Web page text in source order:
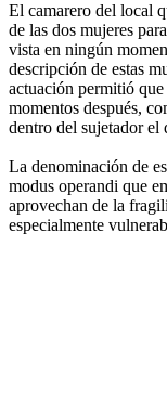
El camarero del local
de las dos mujeres
vista en ningún
descripción de estas
actuación permitió que
momentos después,
dentro del sujetador el
La denominación de
modus operandi que
aprovechan de la
especialmente